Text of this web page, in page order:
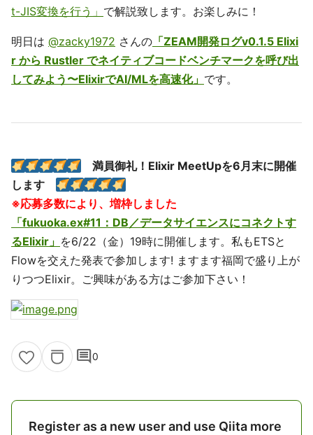
t-JIS変換を行う」 で解説致します。お楽しみに！
明日は @zacky1972 さんの 「ZEAM開発ログv0.1.5 Elixi
r から Rustler でネイティブコードベンチマークを呼び出
してみよう〜ElixirでAI/MLを高速化」 です。
満員御礼！Elixir MeetUpを6月末に開催
します
※応募多数により、増枠しました
「fukuoka.ex#11：DB／データサイエンスにコネクトす
るElixir」 を6/22（金）19時に開催します。私もETSと
Flowを交えた発表で参加します! ますます福岡で盛り上が
りつつElixir。ご興味がある方はご参加下さい！
comment0
Register as a new user and use Qiita more